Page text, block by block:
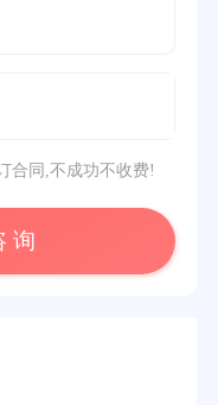
合同,不成功不收费!
询